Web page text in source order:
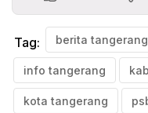
Tag: berita tangerang
info tangerang
kota tangerang